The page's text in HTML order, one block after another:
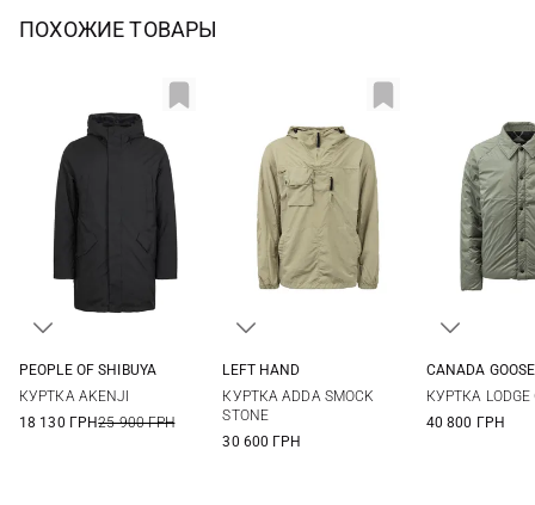
ПОХОЖИЕ ТОВАРЫ
PEOPLE OF SHIBUYA
КУРТКА AKENJI
18 130 ГРН25 900 ГРН
LEFT HAND
КУРТКА ADDA SMOCK
STONE
30 600 ГРН
CANADA GOOSE
КУРТКА LODGE
40 800 ГРН